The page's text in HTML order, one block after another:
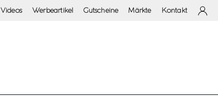
Videos Werbeartikel Gutscheine Märkte Kontakt